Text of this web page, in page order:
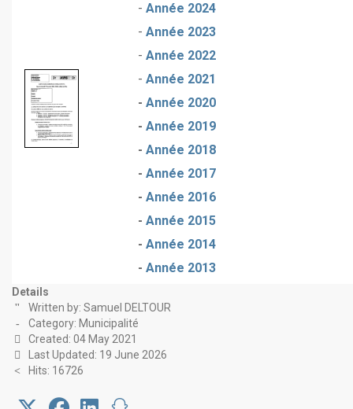
- Année 2024
- Année 2023
- Année 2022
- Année 2021
- Année 2020
- Année 2019
- Année 2018
- Année 2017
- Année 2016
- Année 2015
- Année 2014
- Année 2013
Details
Written by: Samuel DELTOUR
Category: Municipalité
Created: 04 May 2021
Last Updated: 19 June 2026
Hits: 16726